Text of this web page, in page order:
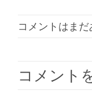
で
開
き
ま
コメントはま
コメント